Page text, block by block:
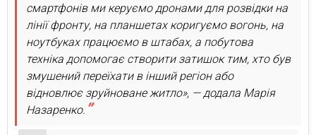
смартфонів ми керуємо дронами для розвідки на
лінії фронту, на планшетах коригуємо вогонь, на
ноутбуках працюємо в штабах, а побутова
техніка допомогає створити затишок тим, хто був
змушений переїхати в інший регіон або
відновлює зруйноване житло», — додала Марія
Назаренко.